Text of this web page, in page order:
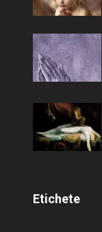
Etichete